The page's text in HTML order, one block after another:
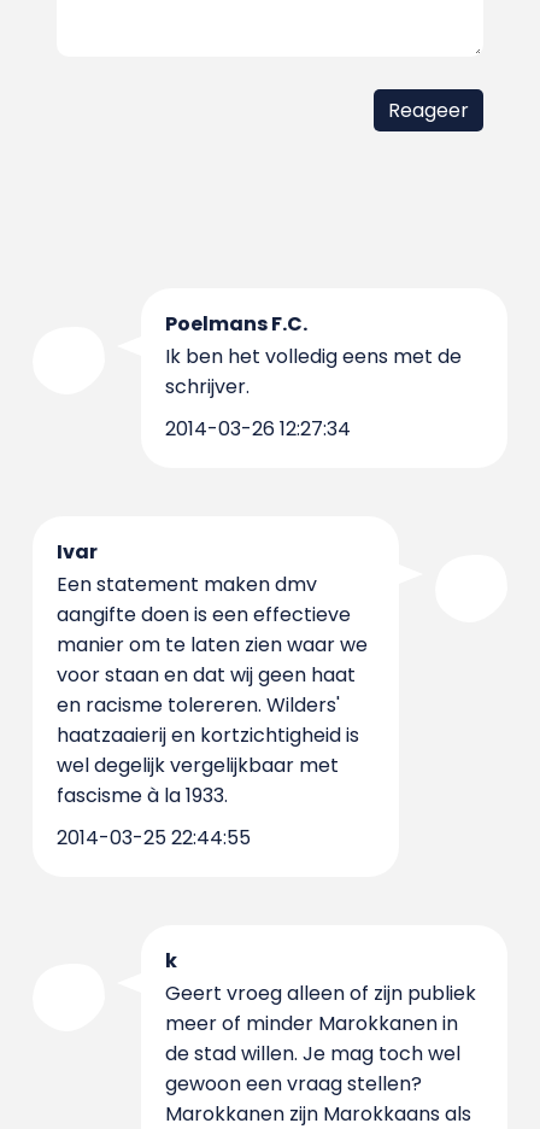
Poelmans F.C.
Ik ben het volledig eens met de
schrijver.
2014-03-26 12:27:34
Ivar
Een statement maken dmv
aangifte doen is een effectieve
manier om te laten zien waar we
voor staan en dat wij geen haat
en racisme tolereren. Wilders'
haatzaaierij en kortzichtigheid is
wel degelijk vergelijkbaar met
fascisme à la 1933.
2014-03-25 22:44:55
k
Geert vroeg alleen of zijn publiek
meer of minder Marokkanen in
de stad willen. Je mag toch wel
gewoon een vraag stellen?
Marokkanen zijn Marokkaans als